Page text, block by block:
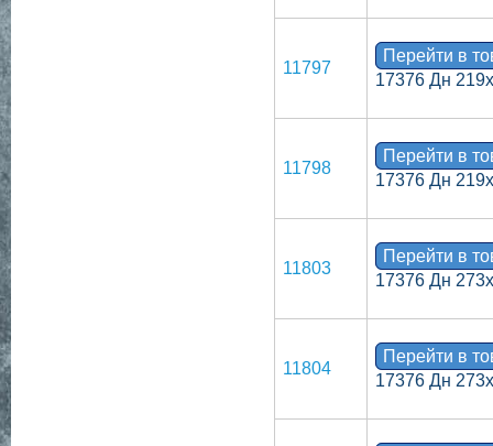
11797
Перейти в
17376 Дн
11798
Перейти в
17376 Дн
11803
Перейти в
17376 Дн
11804
Перейти в
17376 Дн